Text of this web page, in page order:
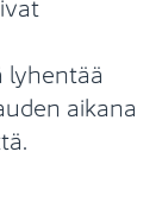
lyhentää
aikana